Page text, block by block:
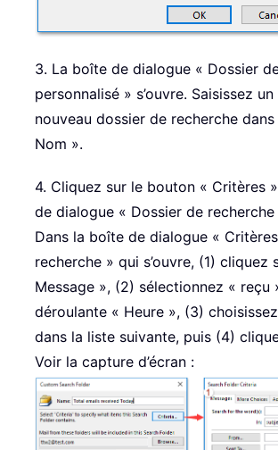
3. La boîte de dialogue « Dossier
personnalisé » s’ouvre. Saisissez
nouveau dossier de recherche
Nom ».
4. Cliquez sur le bouton « Critères
de dialogue « Dossier de recherche
Dans la boîte de dialogue «
recherche » qui s’ouvre, (1) cliquez
Message », (2) sélectionnez « reçu
déroulante « Heure », (3)
dans la liste suivante, puis (4)
Voir la capture d’écran :